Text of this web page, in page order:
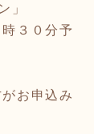
」
３０分予
お申込み